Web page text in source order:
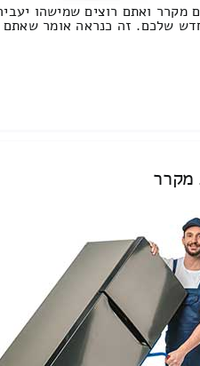
מקרר ואתם רוצים שמישהו
שלכם. זה כנראה אומר שאתם
מקרר